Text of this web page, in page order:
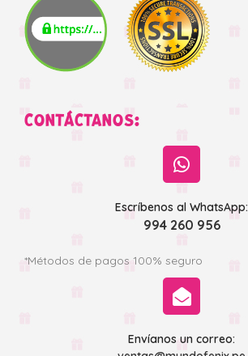
CONTÁCTANOS:
Escríbenos al WhatsApp:
994 260 956
*Métodos de pagos 100% seguro
Envíanos un correo: